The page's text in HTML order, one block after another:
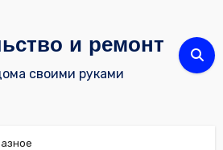
и ремонт
своими руками